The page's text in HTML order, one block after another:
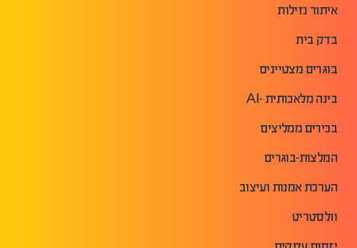
איתור נזילות
בדק בית
בוגרים מצטיינים
בינה מלאכותית -AI
בכירים ממליצים
המלצות-בוגרים
הערכת אמנות ועיצוב
וולסטריט